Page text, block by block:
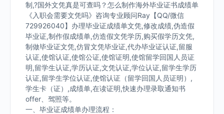
制,?国外文凭真是可查吗？怎么制作海外毕业证书成绩单
《入职会需要文凭吗》咨询专业顾问Ray【QQ/微信
729926040】办理毕业证成绩单文凭,修改成绩,伪造假
毕业证,制作假成绩单,仿造假文凭学历,购买假学历文凭,
制做毕业证文凭,仿冒文凭毕业证,代办毕业证认证,留服
认证,使馆认证,使馆公证,使馆证明,使馆留学回国人员证
明,留学生认证,学历认证,文凭认证,学位认证,留学生学历
认证,留学生学位认证,使馆认证（留学回国人员证明）,
学生卡（证）,成绩单,在读证明,快速办理录取通知书
offer、驾照等。
一、毕业证成绩单办理流程：